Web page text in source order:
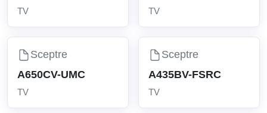
TV TV
Sceptre
A650CV-UMC
TV
Sceptre
A435BV-FSRC
TV